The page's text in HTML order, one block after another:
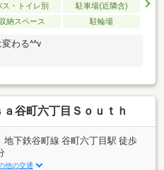
ス・トイレ別
駐車場(近隣含)
納スペース 駐輪場
わる^^v
谷町六丁目Ｓｏｕｔｈ
地下鉄谷町線 谷町六丁目駅 徒歩
他の交通